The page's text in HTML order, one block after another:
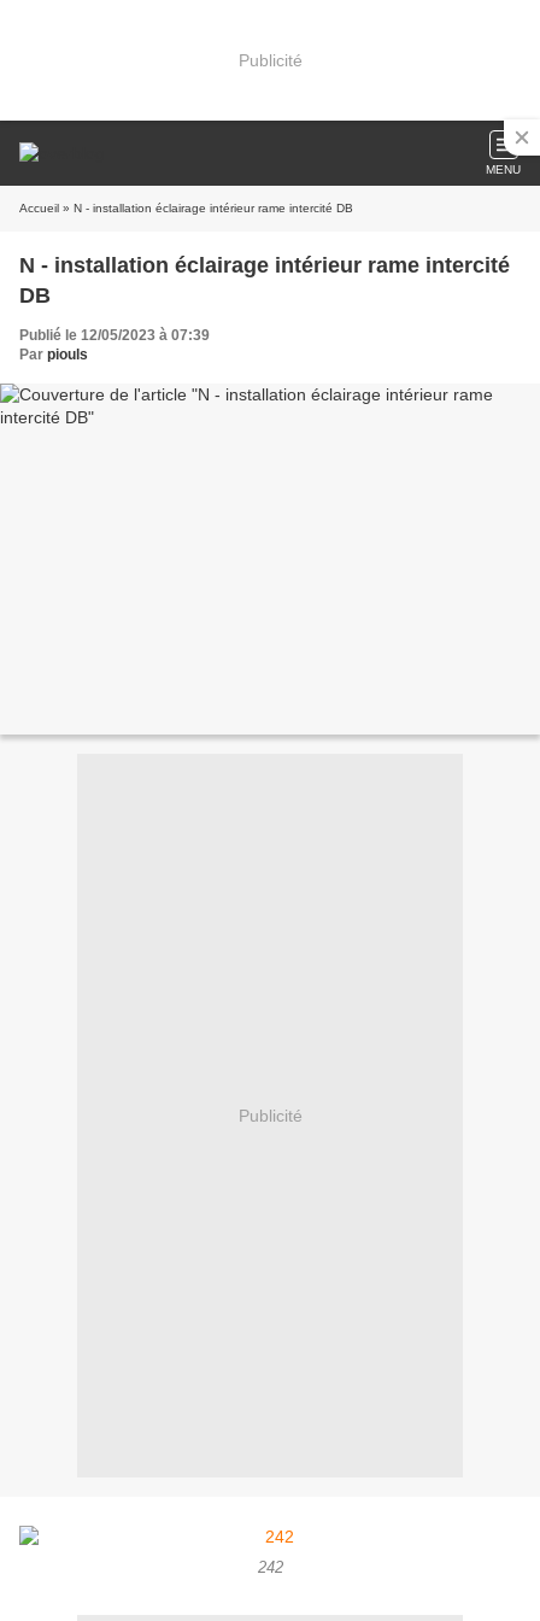
Publicité
MENU
Accueil » N - installation éclairage intérieur rame intercité DB
N - installation éclairage intérieur rame intercité
DB
Publié le 12/05/2023 à 07:39
Par piouls
Publicité
242